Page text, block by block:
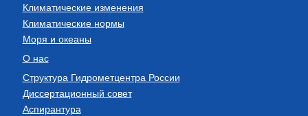
Климатические изменения
Климатические нормы
Моря и океаны
О нас
Структура Гидрометцентра России
Диссертационный совет
Аспирантура